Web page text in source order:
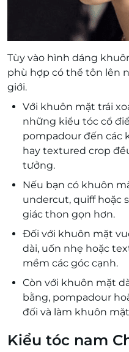
Tùy vào hình dáng
phù hợp có thể tôn lên
giới.
Với khuôn mặt trái
những kiểu tóc cổ
pompadour đến các
hay textured crop
tưởng.
Nếu bạn có khuôn
undercut, quiff hoặc
giác thon gọn hơn.
Đối với khuôn mặt
dài, uốn nhẹ hoặc
mềm các góc cạnh.
Còn với khuôn mặt
bằng, pompadour
đối và làm khuôn
Kiểu tóc nam